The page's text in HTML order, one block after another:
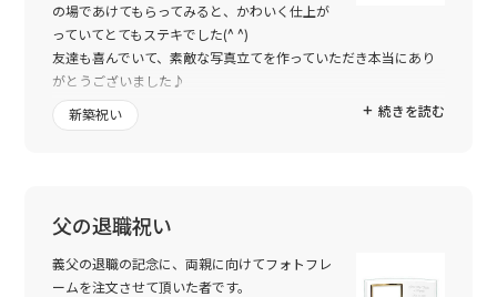
の場であけてもらってみると、かわいく仕上が
っていてとてもステキでした(^ ^)
友達も喜んでいて、素敵な写真立てを作っていただき本当にあり
がとうございました♪
名前と日付が記念になるので、また利用したいです☆ 本当にあり
続きを読む
新築祝い
父の退職祝い
義父の退職の記念に、両親に向けてフォトフレ
ームを注文させて頂いた者です。